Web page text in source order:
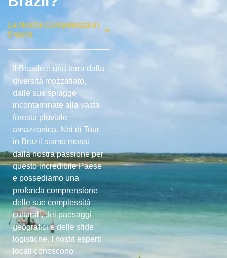
La Nostra Competenza in
Brasile
Il Brasile è una terra dalla
diversità mozzafiato,
dalle sue spiagge
incontaminate alla vasta
foresta pluviale
amazzonica. Noi di Tour
in Brazil siamo mossi
dalla nostra passione per
questo incredibile Paese
e possediamo una
profonda comprensione
delle sue complessità
culturali, dei paesaggi
geografici e delle sfide
logistiche. I nostri esperti
locali conoscono